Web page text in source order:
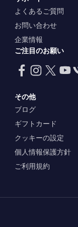
よくあるご質問
お問い合わせ
企業情報
ご注目のお願い
その他
ブログ
ギフトカード
クッキーの設定
個人情報保護方針
ご利用規約